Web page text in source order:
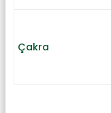
Çakra